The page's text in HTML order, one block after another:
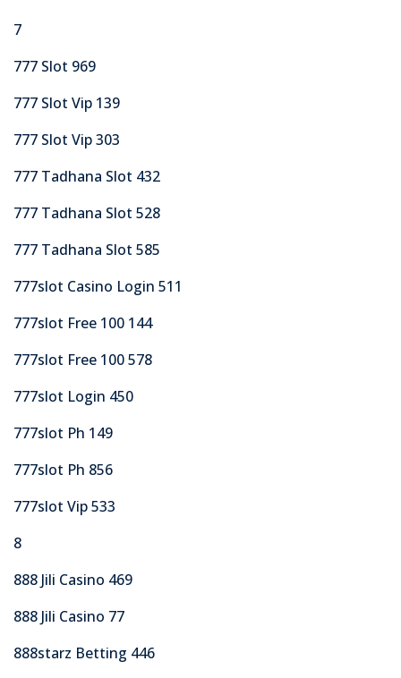
7
777 Slot 969
777 Slot Vip 139
777 Slot Vip 303
777 Tadhana Slot 432
777 Tadhana Slot 528
777 Tadhana Slot 585
777slot Casino Login 511
777slot Free 100 144
777slot Free 100 578
777slot Login 450
777slot Ph 149
777slot Ph 856
777slot Vip 533
8
888 Jili Casino 469
888 Jili Casino 77
888starz Betting 446